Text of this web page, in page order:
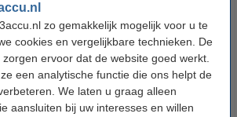
zo gemakkelijk mogelijk voor u te
cookies en vergelijkbare technieken. De
ervoor dat de website goed werkt.
een analytische functie die ons helpt de
We laten u graag alleen
aansluiten bij uw interesses en willen
AAA /
123accu Xtreme Power